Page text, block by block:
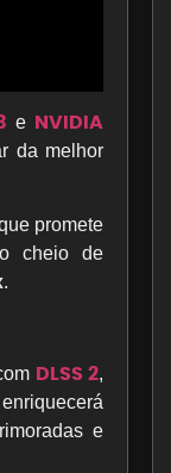
e NVIDIA
da melhor
promete
cheio de
.
DLSS 2,
enriquecerá
e